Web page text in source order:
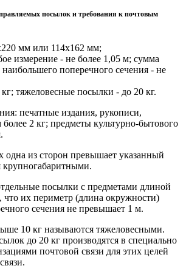
посылок и требования к почтовым
мм или 114х162 мм;
измерение - не более 1,05 м; сумма
поперечного сечения - не
кг; тяжеловесные посылки - до 20 кг.
печатные издания, рукописи,
2 кг; предметы культурно-бытового
из сторон превышает указанный
крупногабаритными.
посылки с предметами длиной
что их периметр (длина окружности)
сечения не превышает 1 м.
10 кг называются тяжеловесными.
до 20 кг производятся в специально
почтовой связи для этих целей